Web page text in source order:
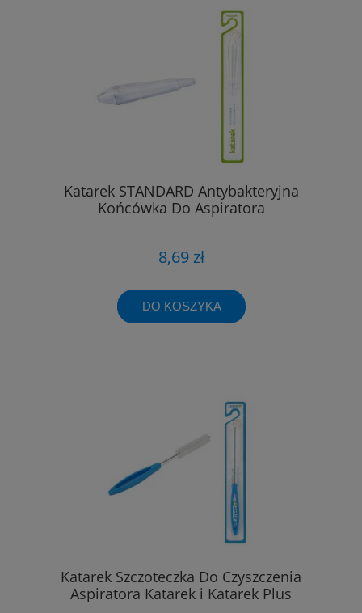
Katarek STANDARD Antybakteryjna
Końcówka Do Aspiratora
8,69 zł
DO KOSZYKA
Katarek Szczoteczka Do Czyszczenia
Aspiratora Katarek i Katarek Plus